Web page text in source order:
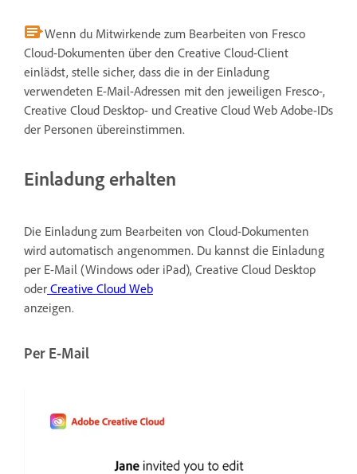
Wenn du Mitwirkende zum Bearbeiten von Fresco
Cloud-Dokumenten über den Creative Cloud-Client
einlädst, stelle sicher, dass die in der Einladung
verwendeten E-Mail-Adressen mit den jeweiligen Fresco-,
Creative Cloud Desktop- und Creative Cloud Web Adobe-IDs
der Personen übereinstimmen.
Einladung erhalten
Die Einladung zum Bearbeiten von Cloud-Dokumenten
wird automatisch angenommen. Du kannst die Einladung
per E-Mail (Windows oder iPad), Creative Cloud Desktop
oder Creative Cloud Web
anzeigen.
Per E-Mail